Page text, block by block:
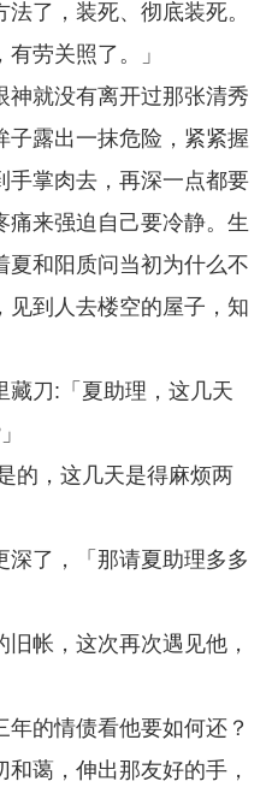
了，装死、彻底装死。
有劳关照了。」
神就没有离开过那张清秀
子露出一抹危险，紧紧握
手掌肉去，再深一点都要
痛来强迫自己要冷静。生
夏和阳质问当初为什么不
见到人去楼空的屋子，知
藏刀:「夏助理，这几天
的，这几天是得麻烦两
深了，「那请夏助理多多
帐，这次再次遇见他，
的情债看他要如何还？
蔼，伸出那友好的手，